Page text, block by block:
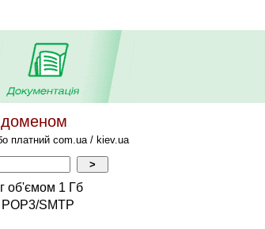
доменом
платний com.ua / kiev.ua
об'ємом 1 Гб
SMTP